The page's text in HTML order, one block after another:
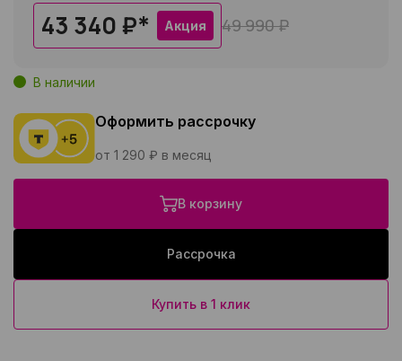
43 340 ₽* Акция 49 990 ₽
В наличии
Оформить рассрочку
от 1 290 ₽ в месяц
В корзину
Рассрочка
Купить в 1 клик